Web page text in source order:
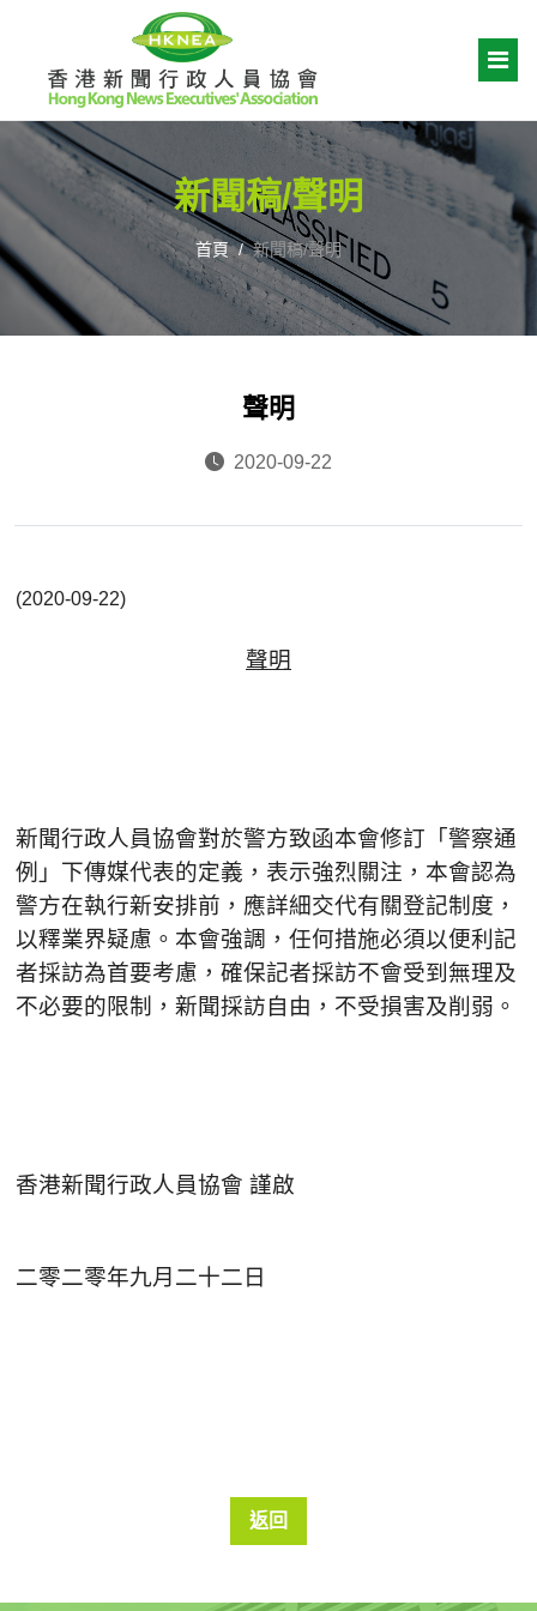
新聞稿/聲明
首頁 新聞稿/聲明
聲明
2020-09-22
(2020-09-22)
聲明
新聞行政人員協會對於警方致函本會修訂「警察通
例」下傳媒代表的定義，表示強烈關注，本會認為
警方在執行新安排前，應詳細交代有關登記制度，
以釋業界疑慮。本會強調，任何措施必須以便利記
者採訪為首要考慮，確保記者採訪不會受到無理及
不必要的限制，新聞採訪自由，不受損害及削弱。
香港新聞行政人員協會 謹啟
二零二零年九月二十二日
返回